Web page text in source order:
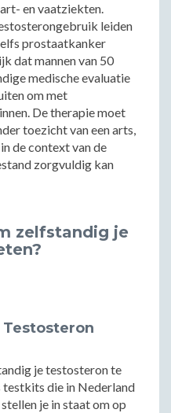
en vaatziekten.
leiden
prostaatkanker
dat mannen van 50
medische evaluatie
om met
De therapie moet
toezicht van een arts,
de context van de
zorgvuldig kan
zelfstandig je
je testosteron te
testkits die in Nederland
je in staat om op